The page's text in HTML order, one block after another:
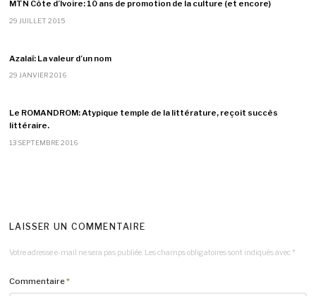
MTN Côte d’Ivoire: 10 ans de promotion de la culture (et encore)
29 JUILLET 2015
Azalaï: La valeur d’un nom
29 JANVIER 2016
Le ROMANDROM: Atypique temple de la littérature, reçoit succès
littéraire.
13 SEPTEMBRE 2016
LAISSER UN COMMENTAIRE
Votre adresse e-mail ne sera pas publiée. Les champs obligatoires sont indiqués avec *
Commentaire*